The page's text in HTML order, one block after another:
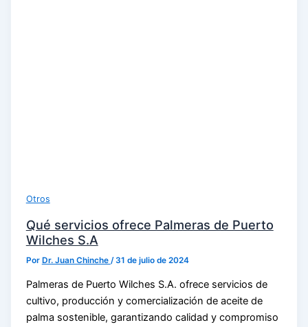
Otros
Qué servicios ofrece Palmeras de Puerto
Wilches S.A
Por Dr. Juan Chinche /31 de julio de 2024
Palmeras de Puerto Wilches S.A. ofrece servicios de
cultivo, producción y comercialización de aceite de
palma sostenible, garantizando calidad y compromiso